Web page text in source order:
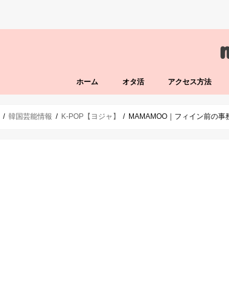
ホーム オタ活 アクセス方法
韓国芸能情報 K-POP【ヨジャ】 MAMAMOO｜フィイン前の事